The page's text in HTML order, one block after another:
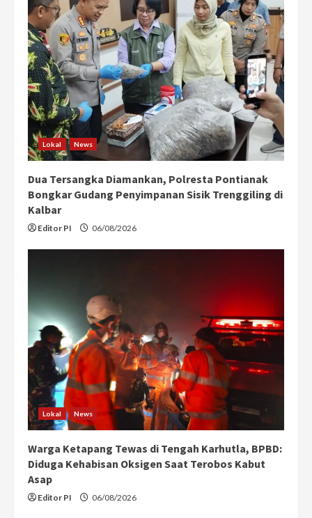
Lokal News
Dua Tersangka Diamankan, Polresta Pontianak
Bongkar Gudang Penyimpanan Sisik Trenggiling di
Kalbar
Editor PI 06/08/2026
Lokal News
Warga Ketapang Tewas di Tengah Karhutla, BPBD:
Diduga Kehabisan Oksigen Saat Terobos Kabut
Asap
Editor PI 06/08/2026